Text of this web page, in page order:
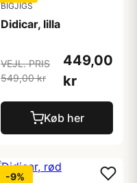
BIGJIGS
Didicar, lilla
VEJL. PRIS
549,00 kr
449,00
kr
Køb her
-9%